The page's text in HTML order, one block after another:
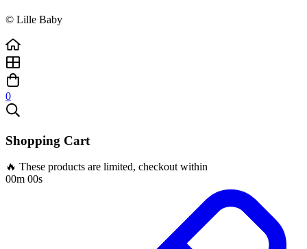
© Lille Baby
0
Shopping Cart
🔥 These products are limited, checkout within
00m 00s